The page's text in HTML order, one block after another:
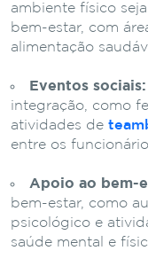
ambiente físico
bem-estar, com
alimentação
Eventos sociais:
integração, como
atividades de
entre os
Apoio ao bem-
bem-estar, como
psicológico e
saúde mental e